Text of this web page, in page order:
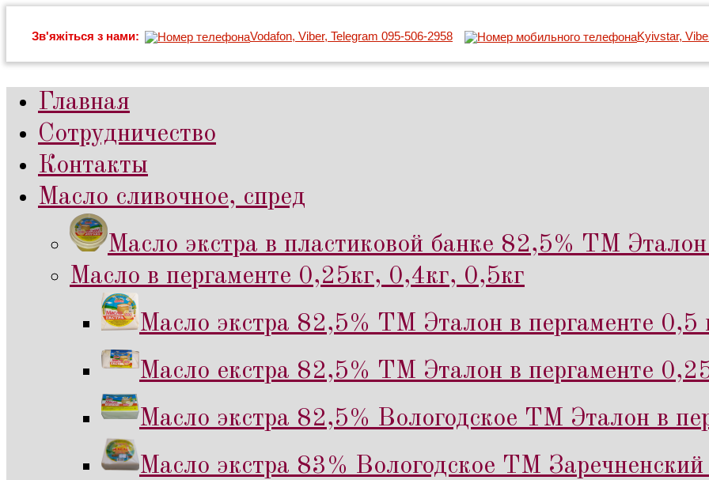
Зв'яжіться з нами: Vodafon, Viber, Telegram 095-506-2958 Kyivstar,
Главная
Сотрудничество
Контакты
Масло сливочное, спред
Масло экстра в пластиковой банке 82,5% ТМ
Масло в пергаменте 0,25кг, 0,4кг, 0,5кг
Масло экстра 82,5% ТМ Эталон в пергаменте 0,5
Масло екстра 82,5% ТМ Эталон в пергаменте
Масло экстра 82,5% Вологодское ТМ Эталон в
Масло экстра 83% Вологодское ТМ Заречненский